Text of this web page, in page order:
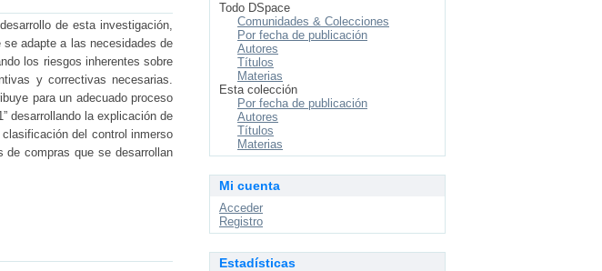
de esta investigación,
adapte a las necesidades de
los riesgos inherentes sobre
y correctivas necesarias.
para un adecuado proceso
desarrollando la explicación de
del control inmerso
compras que se desarrollan
Todo DSpace
Comunidades & Colecciones
Por fecha de publicación
Autores
Títulos
Materias
Esta colección
Por fecha de publicación
Autores
Títulos
Materias
Mi cuenta
Acceder
Registro
Estadísticas